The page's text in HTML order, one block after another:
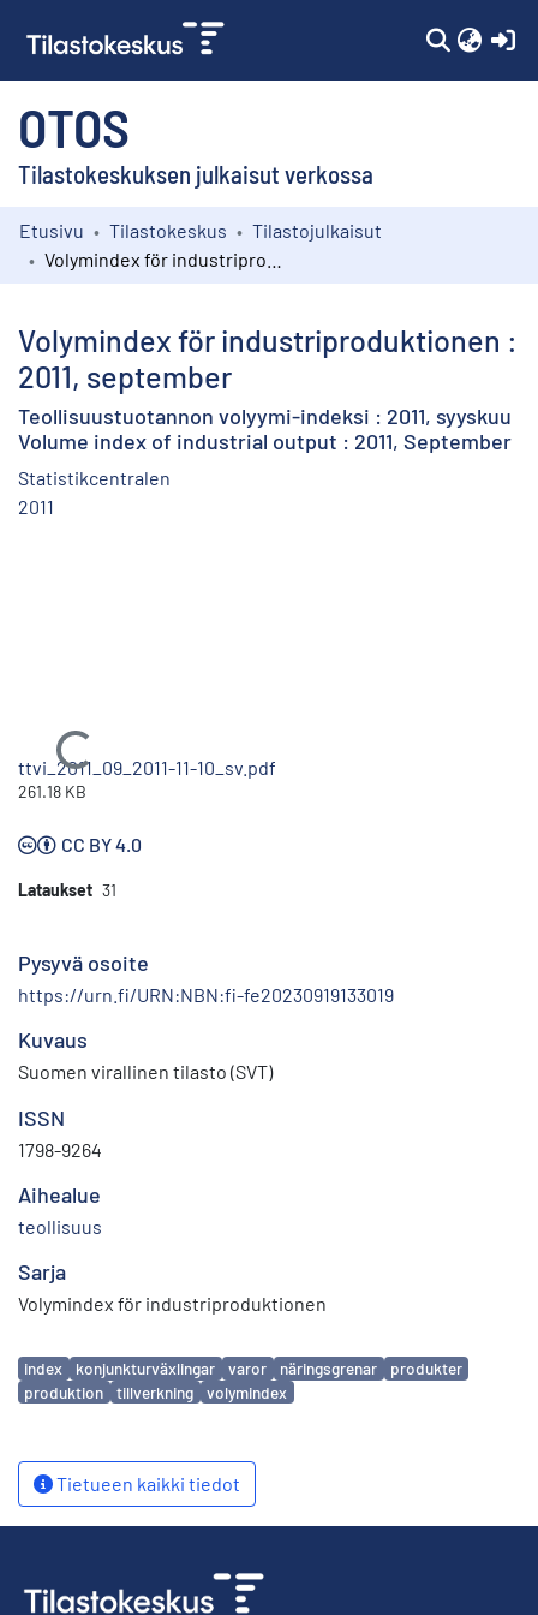
OTOS
Tilastokeskuksen julkaisut verkossa
Kokoelmat
Etusivu Tilastokeskus
Tilastojulkaisut
Volymindex för industriproduktionen :
2011, september
Teollisuustuotannon volyymi-indeksi : 2011, syyskuu
Volume index of industrial output : 2011, September
Statistikcentralen
2011
Ladataan...
ttvi_2011_09_2011-11-10_sv.pdf
261.18 KB
CC BY 4.0
Lataukset 31
Pysyvä osoite
https://urn.fi/URN:NBN:fi-fe20230919133019
Kuvaus
Suomen virallinen tilasto (SVT)
ISSN
1798-9264
Aihealue
teollisuus
Sarja
Volymindex för industriproduktionen
Avainsanat
index konjunkturväxlingar varor näringsgrenar
produkter
produktion
tillverkning volymindex
Tietueen kaikki tiedot